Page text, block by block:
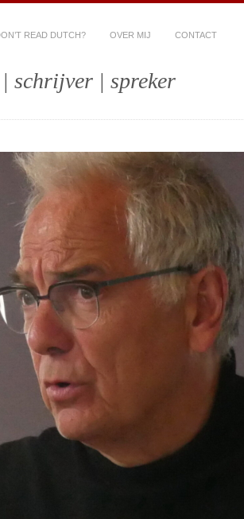
READ DUTCH? OVER MIJ CONTACT
schrijver | spreker